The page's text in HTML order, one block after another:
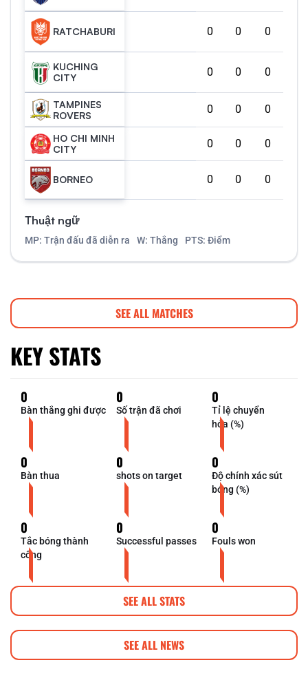
SEE ALL MATCHES
KEY STATS
0
Bàn thắng ghi được
0
Số trận đã chơi
0
Tỉ lệ chuyển
hóa (%)
0
Bàn thua
0
shots on target
0
Độ chính xác sút
bóng (%)
0
Tắc bóng thành
công
0
Successful passes
0
Fouls won
SEE ALL STATS
SEE ALL NEWS
RATCHABURI 0 0 0
KUCHING
CITY
0 0 0
TAMPINES
ROVERS
0 0 0
HO CHI MINH
CITY
0 0 0
BORNEO 0 0 0
Thuật ngữ
MP: Trận đấu đã diễn ra W: Thắng PTS: Điểm